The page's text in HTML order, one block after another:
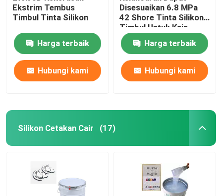
Ekstrim Tembus
Timbul Tinta Silikon
Harga terbaik
Hubungi kami
Disesuaikan 6.8 MPa
42 Shore Tinta Silikon
Timbul Untuk Kain
Harga terbaik
Hubungi kami
Silikon Cetakan Cair (17)